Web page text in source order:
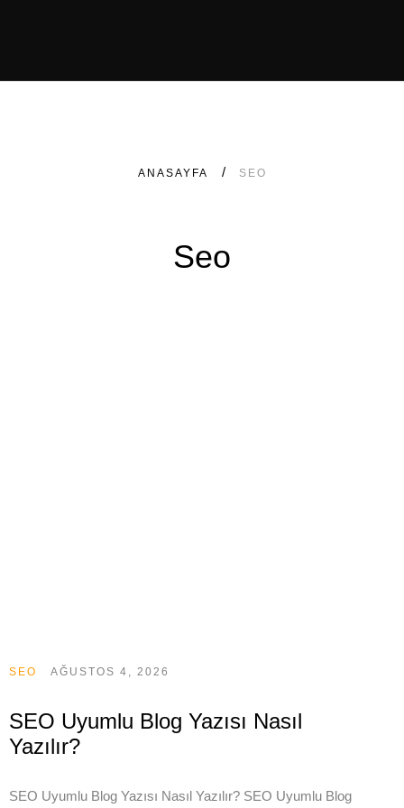
ANASAYFA SEO
Seo
SEO AĞUSTOS 4, 2026
SEO Uyumlu Blog Yazısı Nasıl
Yazılır?
SEO Uyumlu Blog Yazısı Nasıl Yazılır? SEO Uyumlu Blog